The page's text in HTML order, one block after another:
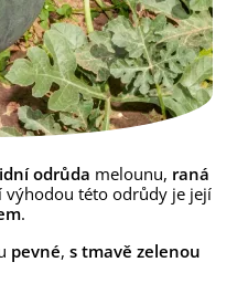
odrůda melounu, raná
výhodou této odrůdy je její
.
pevné, s tmavě zelenou